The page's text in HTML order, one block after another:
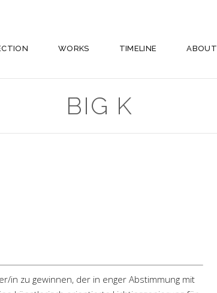
WORKS TIMELINE ABOUT
BIG K
in zu gewinnen, der in enger Abstimmung mit